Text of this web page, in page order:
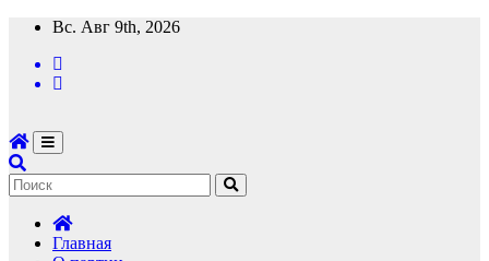
Перейти
содержимому
Вс. Авг 9th, 2026
Главная